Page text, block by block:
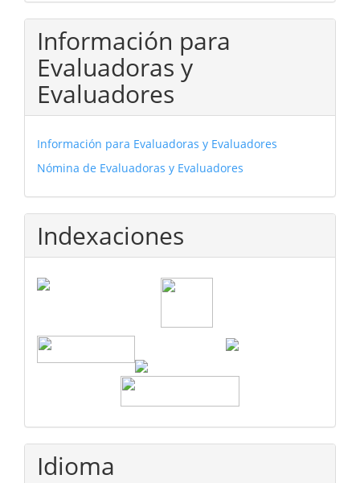
Información para
Evaluadoras y
Evaluadores
Información para Evaluadoras y Evaluadores
Nómina de Evaluadoras y Evaluadores
Indexaciones
Idioma